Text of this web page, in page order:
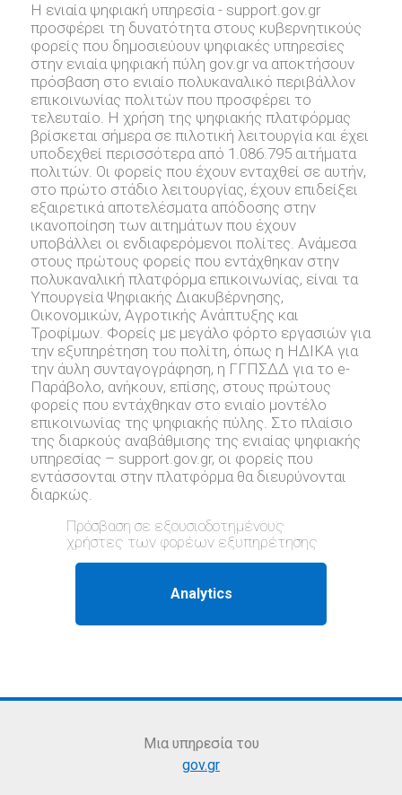
Η ενιαία ψηφιακή υπηρεσία - support.gov.gr
προσφέρει τη δυνατότητα στους κυβερνητικούς
φορείς που δημοσιεύουν ψηφιακές υπηρεσίες
στην ενιαία ψηφιακή πύλη gov.gr να αποκτήσουν
πρόσβαση στο ενιαίο πολυκαναλικό περιβάλλον
επικοινωνίας πολιτών που προσφέρει το
τελευταίο. Η χρήση της ψηφιακής πλατφόρμας
βρίσκεται σήμερα σε πιλοτική λειτουργία και έχει
υποδεχθεί περισσότερα από 1.086.795 αιτήματα
πολιτών. Οι φορείς που έχουν ενταχθεί σε αυτήν,
στο πρώτο στάδιο λειτουργίας, έχουν επιδείξει
εξαιρετικά αποτελέσματα απόδοσης στην
ικανοποίηση των αιτημάτων που έχουν
υποβάλλει οι ενδιαφερόμενοι πολίτες. Ανάμεσα
στους πρώτους φορείς που εντάχθηκαν στην
πολυκαναλική πλατφόρμα επικοινωνίας, είναι τα
Υπουργεία Ψηφιακής Διακυβέρνησης,
Οικονομικών, Αγροτικής Ανάπτυξης και
Τροφίμων. Φορείς με μεγάλο φόρτο εργασιών για
την εξυπηρέτηση του πολίτη, όπως η ΗΔΙΚΑ για
την άυλη συνταγογράφηση, η ΓΓΠΣΔΔ για το e-
Παράβολο, ανήκουν, επίσης, στους πρώτους
φορείς που εντάχθηκαν στο ενιαίο μοντέλο
επικοινωνίας της ψηφιακής πύλης. Στο πλαίσιο
της διαρκούς αναβάθμισης της ενιαίας ψηφιακής
υπηρεσίας – support.gov.gr, oι φορείς που
εντάσσονται στην πλατφόρμα θα διευρύνονται
διαρκώς.
Πρόσβαση σε εξουσιοδοτημένους
χρήστες των φορέων εξυπηρέτησης
Μια υπηρεσία του
gov.gr